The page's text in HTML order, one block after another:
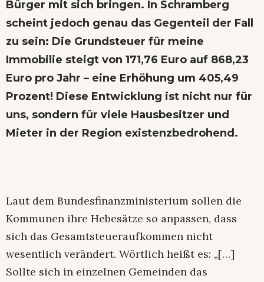
Bürger mit sich bringen. In Schramberg
scheint jedoch genau das Gegenteil der Fall
zu sein: Die Grundsteuer für meine
Immobilie steigt von 171,76 Euro auf 868,23
Euro pro Jahr – eine Erhöhung um 405,49
Prozent! Diese Entwicklung ist nicht nur für
uns, sondern für viele Hausbesitzer und
Mieter in der Region existenzbedrohend.
Laut dem Bundesfinanzministerium sollen die
Kommunen ihre Hebesätze so anpassen, dass
sich das Gesamtsteueraufkommen nicht
wesentlich verändert. Wörtlich heißt es: „[…]
Sollte sich in einzelnen Gemeinden das